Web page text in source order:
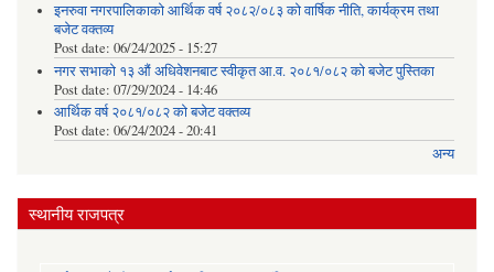
इनरुवा नगरपालिकाको आर्थिक वर्ष २०८२/०८३ को वार्षिक नीति, कार्यक्रम तथा
बजेट वक्तव्य
Post date: 06/24/2025 - 15:27
नगर सभाको १३ औं अधिवेशनबाट स्वीकृत आ.व. २०८१/०८२ को बजेट पुस्तिका
Post date: 07/29/2024 - 14:46
आर्थिक वर्ष २०८१/०८२ को बजेट वक्तव्य
Post date: 06/24/2024 - 20:41
अन्य
स्थानीय राजपत्र